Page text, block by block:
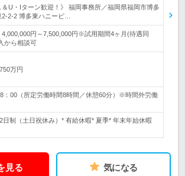
＆U・Iターン歓迎！》 福岡事務所／福岡県福岡市博多
2-2-2 博多東ハニービ…
4,000,000円～7,500,000円※試用期間4ヶ月(待遇同
から相談可
万円
：00（所定労働時間8時間／休憩60分）※時間外労働
日制（土日祝休み）* 有給休暇* 夏季* 年末年始休暇
見る 気になる